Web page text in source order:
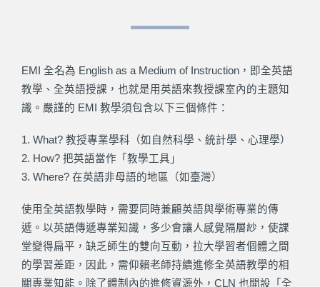
EMI 全名為 English as a Medium of Instruction，即全英語
教學、全英語授課，也就是用英語來教授課室內的主題知
識。嚴謹的 EMI 教學須包含以下三個條件：
1. What? 教授專業學科（如自然科學、統計學、心理學）
2. How? 把英語當作「教學工具」
3. Where? 在英語非母語的地區（如臺灣）
使用全英語教學時，需要同時兼顧英語與學術專業的傳
遞。以英語傳遞專業知識，多少會讓人感覺隔層紗，使課
堂變得扁平，缺乏師生的雙向互動，拉大學習者個體之間
的學習差距，因此，需仰賴老師持續進修全英語教學的相
關專業知能。除了體制內的進修資源外，CLN 也開設「全